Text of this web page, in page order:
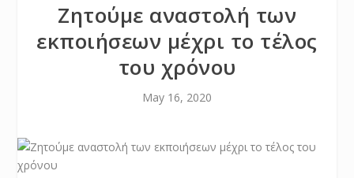
Ζητούμε αναστολή των
εκποιήσεων μέχρι το τέλος
του χρόνου
May 16, 2020